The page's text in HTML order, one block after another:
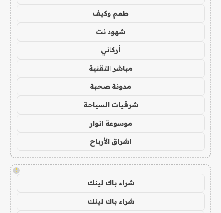
طعم وكيف
شهود نت
أركاني
مباشر التقنية
مدونة صحبة
شرقيات السياحة
موسوعة انوار
اشراق الأرباح
!
شراء باك لينك
شراء باك لينك